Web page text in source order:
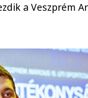
a Veszprém